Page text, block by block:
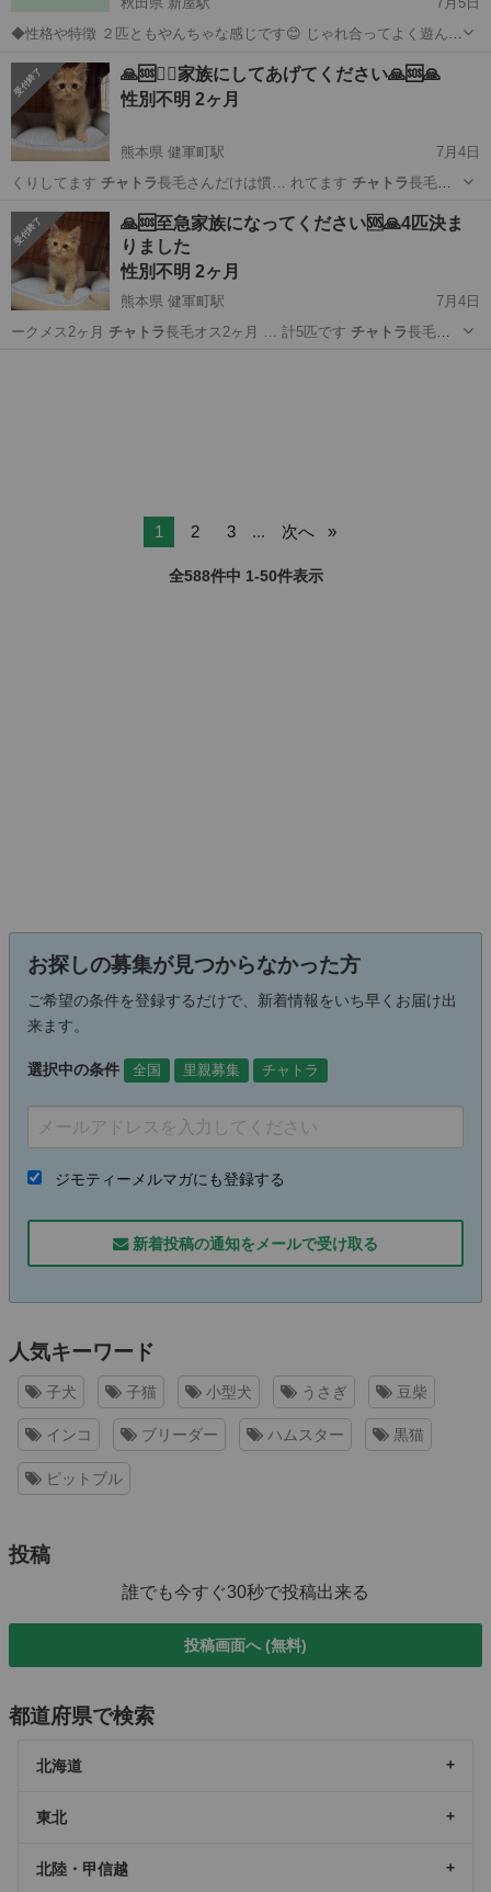
◆性格や特徴 ２匹ともやんちゃな感じです😊 じゃれ合ってよく遊んで
と遊んで ごはんもちゃんと食べています。 ◆その他 ２匹飼いたい
け...
秋田 秋田市 新屋駅 チャトラ
🙏🆘🙇‍♀️家族にしてあげてください🙏🆘🙏
性別不明 2ヶ月
熊本県 健軍町駅
7月4日
くりしてます チャトラ長毛さんだけは慣… れてます チャトラ長毛オ
熊本 上益城郡 健軍町駅 チャトラ
🙏🆘至急家族になってください🆘🙏4匹決ま
りました
性別不明 2ヶ月
熊本県 健軍町駅
7月4日
ークメス2ヶ月 チャトラ長毛オス2ヶ月 … 計5匹です チャトラ長毛さ
1 2 3 ... 次へ
全588件中 1-50件表示
お探しの募集が見つからなかった方
ご希望の条件を登録するだけで、新着情報をいち早くお届け出
来ます。
選択中の条件 全国 里親募集 チャトラ
ジモティーメルマガにも登録する
新着投稿の通知をメールで受け取る
人気キーワード
子犬 子猫 小型犬 うさぎ 豆柴
インコ ブリーダー ハムスター 黒猫
ピットブル
投稿
誰でも今すぐ30秒で投稿出来る
投稿画面へ (無料)
都道府県で検索
北海道
東北
北陸・甲信越